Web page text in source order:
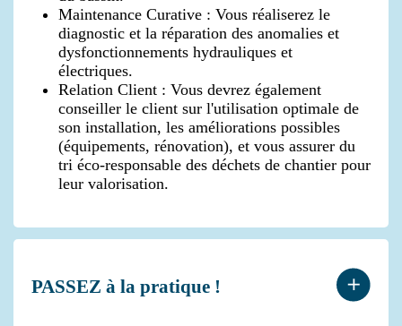
Maintenance Curative : Vous réaliserez le
diagnostic et la réparation des anomalies et
dysfonctionnements hydrauliques et
électriques.
Relation Client : Vous devrez également
conseiller le client sur l'utilisation optimale de
son installation, les améliorations possibles
(équipements, rénovation), et vous assurer du
tri éco-responsable des déchets de chantier pour
leur valorisation.
PASSEZ à la pratique !